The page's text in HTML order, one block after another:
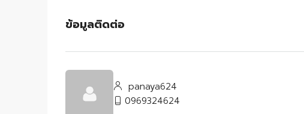
ข้อมูลติดต่อ
panaya624
0969324624